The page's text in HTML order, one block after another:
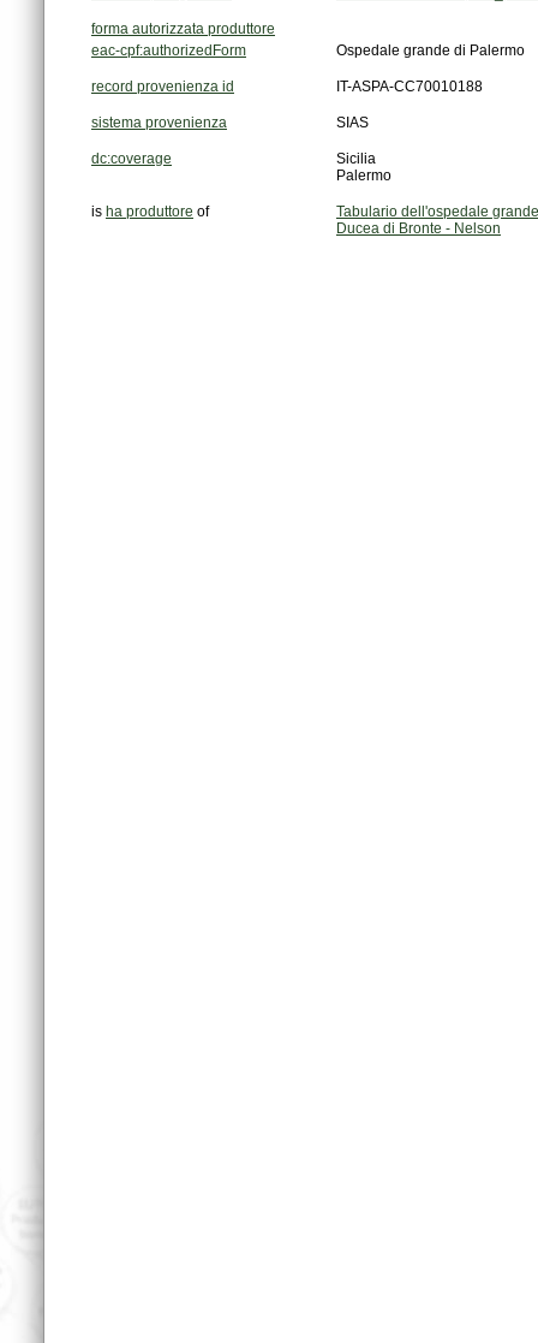
forma autorizzata produttore
eac-cpf:authorizedForm
Ospedale grande di Palermo
record provenienza id IT-ASPA-CC70010188
sistema provenienza SIAS
dc:coverage
Sicilia
Palermo
is ha produttore of
Tabulario dell'ospedale
Ducea di Bronte - Nelson